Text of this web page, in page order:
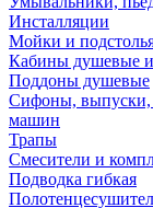
Инсталляции
Мойки и
Кабины душевые
Поддоны душевые
Сифоны, выпуски,
машин
Трапы
Смесители и
Подводка гибкая